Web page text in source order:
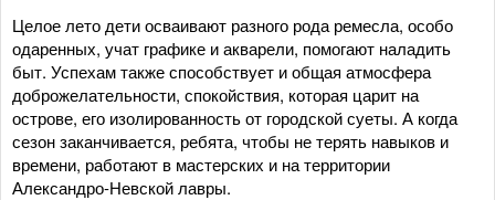
Целое лето дети осваивают разного рода ремесла, особо
одаренных, учат графике и акварели, помогают наладить
быт. Успехам также способствует и общая атмосфера
доброжелательности, спокойствия, которая царит на
острове, его изолированность от городской суеты. А когда
сезон заканчивается, ребята, чтобы не терять навыков и
времени, работают в мастерских и на территории
Александро-Невской лавры.